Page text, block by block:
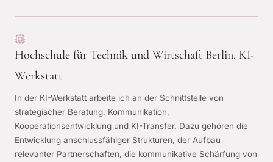
Hochschule für Technik und Wirtschaft Berlin, KI-
Werkstatt
In der KI-Werkstatt arbeite ich an der Schnittstelle von
strategischer Beratung, Kommunikation,
Kooperationsentwicklung und KI-Transfer. Dazu gehören die
Entwicklung anschlussfähiger Strukturen, der Aufbau
relevanter Partnerschaften, die kommunikative Schärfung von